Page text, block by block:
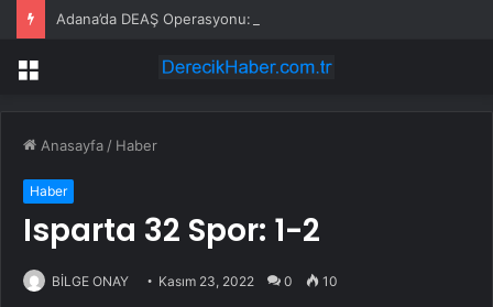
Adana’da DEAŞ Operasyonu: 16 Şüpheli Yakalandı
Menü
Anasayfa / Haber
Haber
Isparta 32 Spor: 1-2
BİLGE ONAY Kasım 23, 2022 0 10